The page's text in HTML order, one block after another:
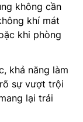
không cần
khí mát
khi phòng
khả năng làm
sự vượt trội
lại trải